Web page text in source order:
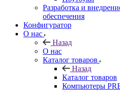
Разработка и
обеспечения
Конфигуратор
О нас
Назад
О нас
Каталог товаров
Назад
Каталог товаров
Компьютеры